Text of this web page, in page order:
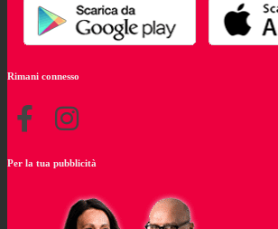
Rimani connesso
Per la tua pubblicità